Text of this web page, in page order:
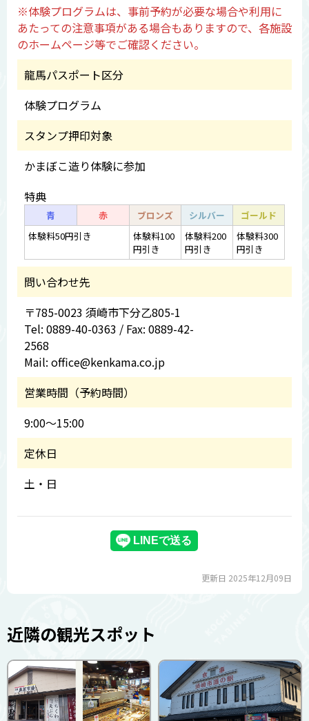
※体験プログラムは、事前予約が必要な場合や利用に
あたっての注意事項がある場合もありますので、各施設
のホームページ等でご確認ください。
龍馬パスポート区分
体験プログラム
スタンプ押印対象
かまぼこ造り体験に参加
特典
青 赤 ブロンズ シルバー
ゴールド
体験料50円引き
体験料100
円引き
体験料200
円引き
体験料300
円引き
問い合わせ先
〒785-0023 須崎市下分乙805-1
Tel: 0889-40-0363 / Fax: 0889-42-
2568
Mail: office@kenkama.co.jp
営業時間（予約時間）
9:00～15:00
定休日
土・日
更新日 2025年12月09日
近隣の観光スポット